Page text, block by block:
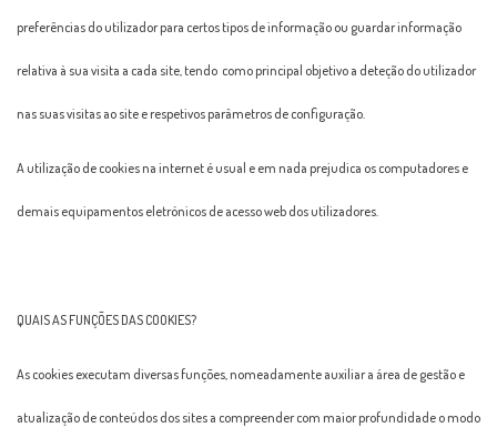
preferências do utilizador para certos tipos de informação ou guardar informação
relativa à sua visita a cada site, tendo como principal objetivo a deteção do utilizador
nas suas visitas ao site e respetivos parâmetros de configuração.
A utilização de cookies na internet é usual e em nada prejudica os computadores e
demais equipamentos eletrónicos de acesso web dos utilizadores.
QUAIS AS FUNÇÕES DAS COOKIES?
As cookies executam diversas funções, nomeadamente auxiliar a área de gestão e
atualização de conteúdos dos sites a compreender com maior profundidade o modo